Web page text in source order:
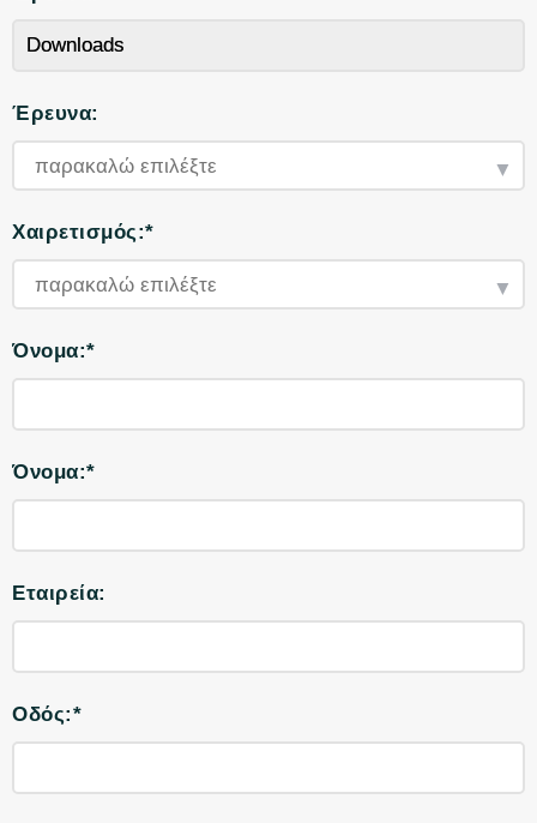
Έρευνα:
Χαιρετισμός:*
Όνομα:*
Όνομα:*
Εταιρεία:
Οδός:*